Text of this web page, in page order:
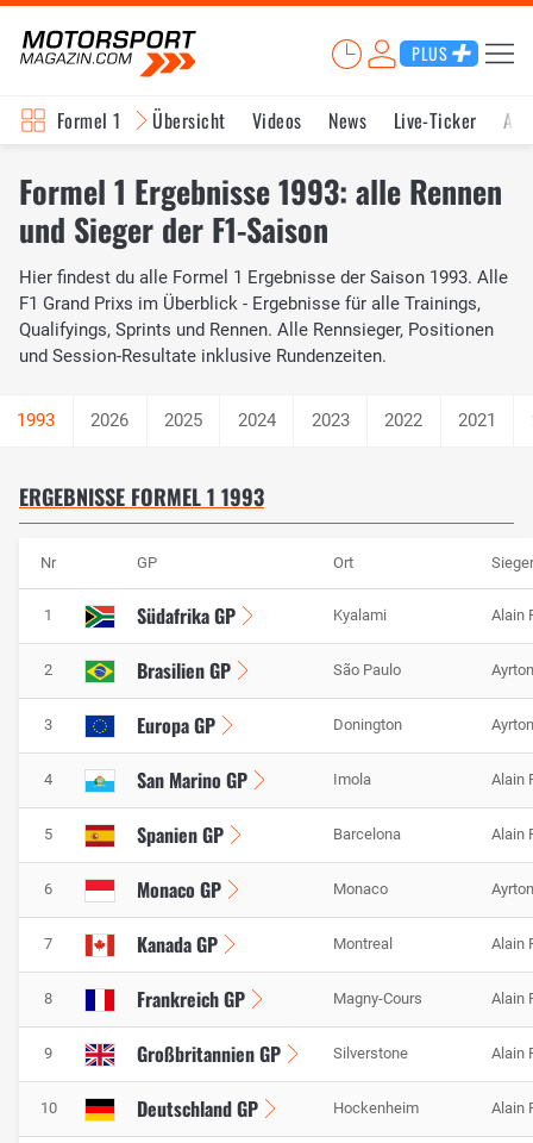
PLUS
Formel 1 Übersicht Videos News Live-Ticker
Formel 1 Ergebnisse 1993: alle Rennen
und Sieger der F1-Saison
Hier findest du alle Formel 1 Ergebnisse der Saison 1993. Alle
F1 Grand Prixs im Überblick - Ergebnisse für alle Trainings,
Qualifyings, Sprints und Rennen. Alle Rennsieger, Positionen
und Session-Resultate inklusive Rundenzeiten.
2026 2025 2024 2023 2022 2021
ERGEBNISSE FORMEL 1 1993
Nr GP Ort Sieger
1 Südafrika GP Kyalami Alain
2 Brasilien GP São Paulo
3 Europa GP Donington
4 San Marino GP Imola Alain
5 Spanien GP Barcelona Alain
6 Monaco GP Monaco
7 Kanada GP Montreal Alain
8 Frankreich GP Magny-Cours Alain
9 Großbritannien GP Silverstone Alain
10 Deutschland GP Hockenheim Alain